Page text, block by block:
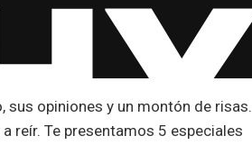
opiniones y un montón de risas.
reír. Te presentamos 5 especiales